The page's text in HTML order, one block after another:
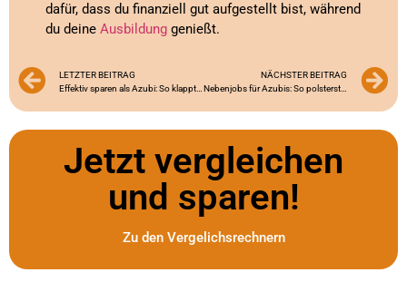
dafür, dass du finanziell gut aufgestellt bist, während
du deine Ausbildung genießt.
LETZTER BEITRAG
Effektiv sparen als Azubi: So klappt’s während der Ausbildung
NÄCHSTER BEITRAG
Nebenjobs für Azubis: So polsterst du dein Budget auf!
Jetzt vergleichen
und sparen!
Zu den Vergelichsrechnern